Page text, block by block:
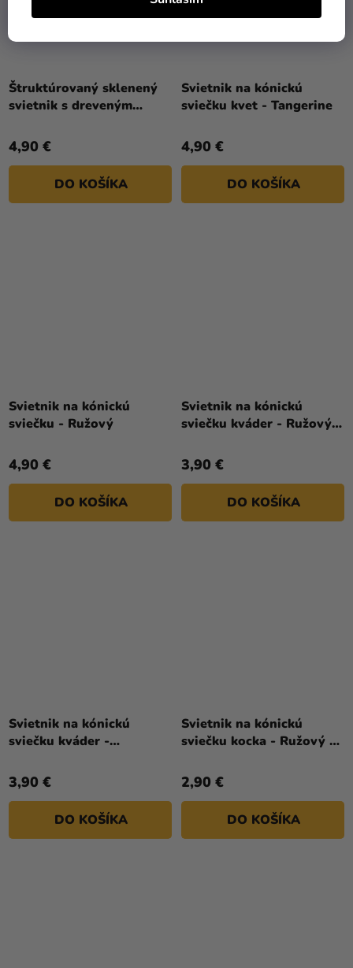
Štruktúrovaný sklenený
svietnik s dreveným
4,90 €
DO KOŠÍKA
Svietnik na kónickú
sviečku kvet - Tangerine
4,90 €
DO KOŠÍKA
Svietnik na kónickú
sviečku - Ružový
4,90 €
DO KOŠÍKA
Svietnik na kónickú
sviečku kváder - Ružový 4
3,90 €
DO KOŠÍKA
Svietnik na kónickú
sviečku kváder -
3,90 €
DO KOŠÍKA
Svietnik na kónickú
sviečku kocka - Ružový 4
2,90 €
DO KOŠÍKA